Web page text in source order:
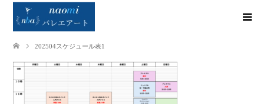
202504スケジュール表1